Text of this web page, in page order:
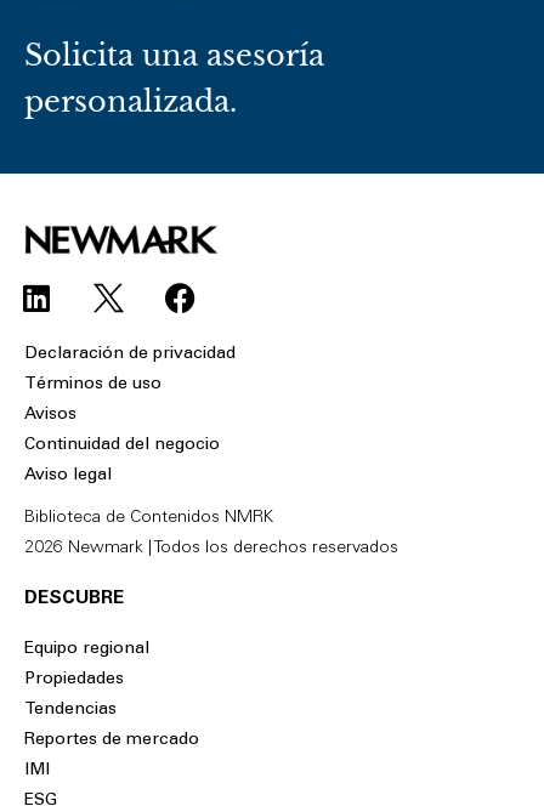
Solicita una asesoría
personalizada.
L
i
n
k
e
d
i
F
a
c
o
o
Declaración de privacidad
Términos de uso
Avisos
Continuidad del negocio
Aviso legal
Biblioteca de Contenidos NMRK
2026 Newmark | Todos los derechos reservados
DESCUBRE
Equipo regional
Propiedades
Tendencias
Reportes de mercado
IMI
ESG